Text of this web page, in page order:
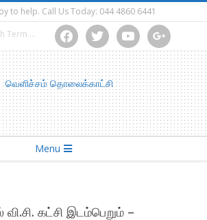
to help. Call Us Today: 044 4860 6441
facebooktwitter youtube google
Menu
வி.சி. கட்சி இடம்பெறும் –